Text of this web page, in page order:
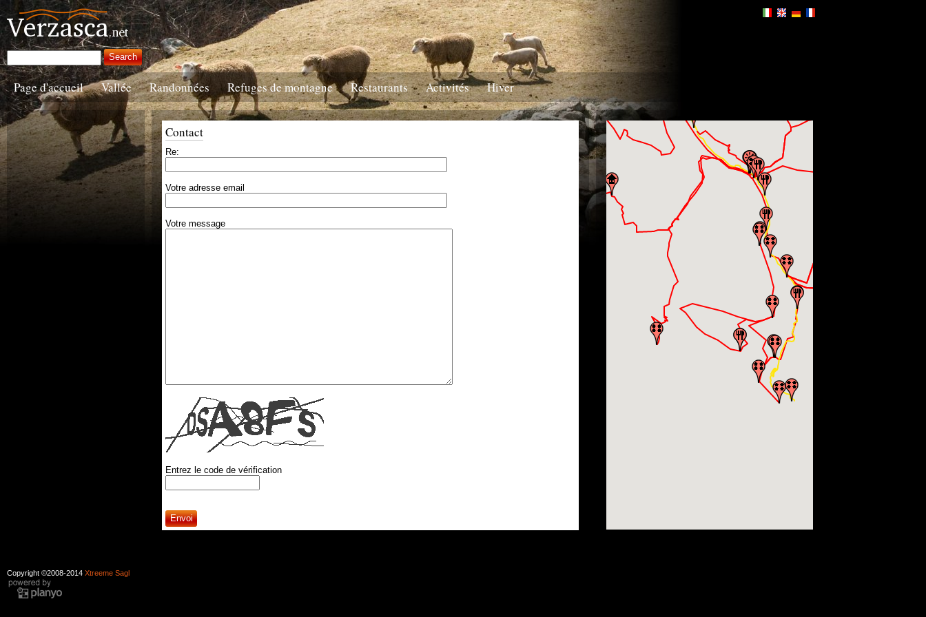
Page d'accueil Vallée Randonnées Refuges de montagne Restaurants Activités Hiver
Contact
Re:
Votre adresse email
Votre message
Entrez le code de vérification
Copyright ©2008-2014 Xtreeme Sagl